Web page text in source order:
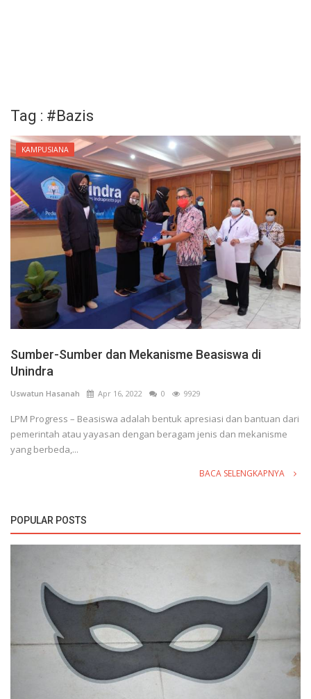
Tag : #Bazis
KAMPUSIANA
Sumber-Sumber dan Mekanisme Beasiswa di
Unindra
Uswatun Hasanah Apr 16, 2022 0 9929
LPM Progress – Beasiswa adalah bentuk apresiasi dan bantuan dari
pemerintah atau yayasan dengan beragam jenis dan mekanisme
yang berbeda,...
BACA SELENGKAPNYA
POPULAR POSTS